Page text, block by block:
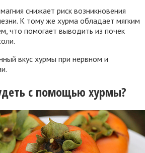
снижает риск возникновения
К тому же хурма обладает мягким
что помогает выводить из почек
вкус хурмы при нервном и
с помощью хурмы?